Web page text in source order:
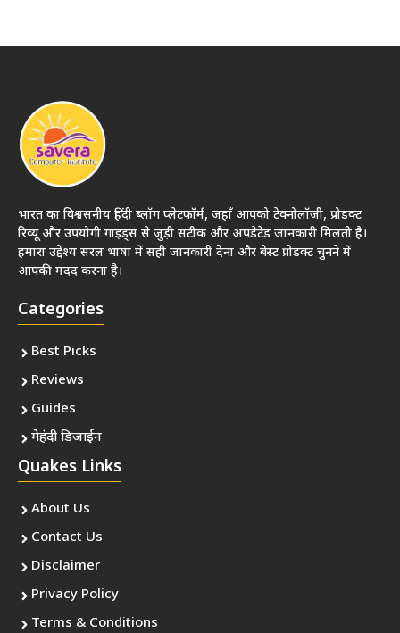
भारत का विश्वसनीय हिंदी ब्लॉग प्लेटफॉर्म, जहाँ आपको टेक्नोलॉजी, प्रोडक्ट
रिव्यू और उपयोगी गाइड्स से जुड़ी सटीक और अपडेटेड जानकारी मिलती है।
हमारा उद्देश्य सरल भाषा में सही जानकारी देना और बेस्ट प्रोडक्ट चुनने में
आपकी मदद करना है।
Categories
Best Picks
Reviews
Guides
मेहंदी डिजाईन
Quakes Links
About Us
Contact Us
Disclaimer
Privacy Policy
Terms & Conditions